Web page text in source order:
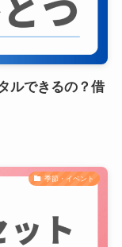
ルできるの？借
季節・イベント